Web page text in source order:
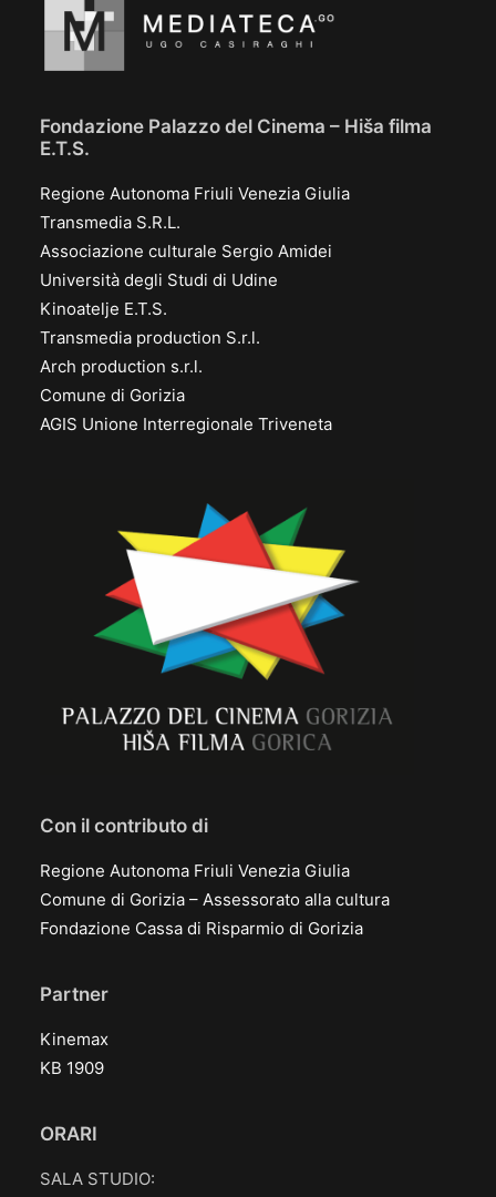
Fondazione Palazzo del Cinema – Hiša filma
E.T.S.
Regione Autonoma Friuli Venezia Giulia
Transmedia S.R.L.
Associazione culturale Sergio Amidei
Università degli Studi di Udine
Kinoatelje E.T.S.
Transmedia production S.r.l.
Arch production s.r.l.
Comune di Gorizia
AGIS Unione Interregionale Triveneta
Con il contributo di
Regione Autonoma Friuli Venezia Giulia
Comune di Gorizia – Assessorato alla cultura
Fondazione Cassa di Risparmio di Gorizia
Partner
Kinemax
KB 1909
ORARI
SALA STUDIO: